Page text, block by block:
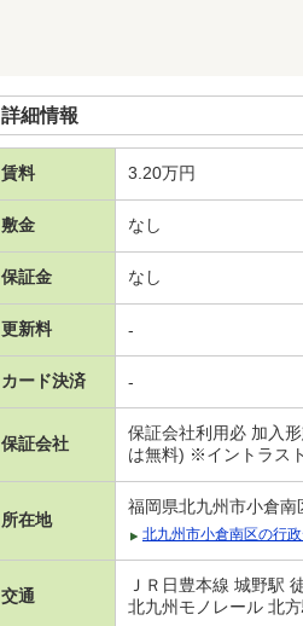
詳細情報
賃料 3.20万円
敷金 なし
保証金 なし
更新料 -
カード決済 -
保証会社
保証会社利用必 加入
は無料) ※イントラス
所在地
福岡県北九州市小倉南
北九州市小倉南区の行
交通
ＪＲ日豊本線 城野駅
北九州モノレール 北